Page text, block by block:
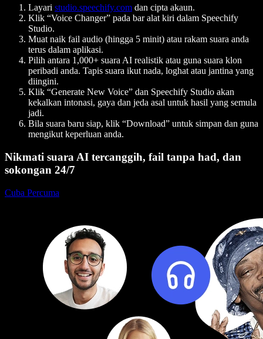
Layari studio.speechify.com dan cipta akaun.
Klik “Voice Changer” pada bar alat kiri dalam Speechify
Studio.
Muat naik fail audio (hingga 5 minit) atau rakam suara anda
terus dalam aplikasi.
Pilih antara 1,000+ suara AI realistik atau guna suara klon
peribadi anda. Tapis suara ikut nada, loghat atau jantina yang
diingini.
Klik “Generate New Voice” dan Speechify Studio akan
kekalkan intonasi, gaya dan jeda asal untuk hasil yang semula
jadi.
Bila suara baru siap, klik “Download” untuk simpan dan guna
mengikut keperluan anda.
Nikmati suara AI tercanggih, fail tanpa had, dan
sokongan 24/7
Cuba Percuma